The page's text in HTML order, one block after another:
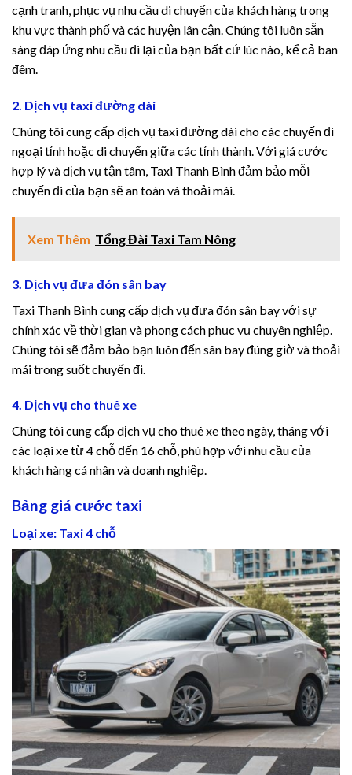
cạnh tranh, phục vụ nhu cầu di chuyển của khách hàng trong
khu vực thành phố và các huyện lân cận. Chúng tôi luôn sẵn
sàng đáp ứng nhu cầu đi lại của bạn bất cứ lúc nào, kể cả ban
đêm.
2. Dịch vụ taxi đường dài
Chúng tôi cung cấp dịch vụ taxi đường dài cho các chuyến đi
ngoại tỉnh hoặc di chuyển giữa các tỉnh thành. Với giá cước
hợp lý và dịch vụ tận tâm, Taxi Thanh Bình đảm bảo mỗi
chuyến đi của bạn sẽ an toàn và thoải mái.
Xem Thêm Tổng Đài Taxi Tam Nông
3. Dịch vụ đưa đón sân bay
Taxi Thanh Bình cung cấp dịch vụ đưa đón sân bay với sự
chính xác về thời gian và phong cách phục vụ chuyên nghiệp.
Chúng tôi sẽ đảm bảo bạn luôn đến sân bay đúng giờ và thoải
mái trong suốt chuyến đi.
4. Dịch vụ cho thuê xe
Chúng tôi cung cấp dịch vụ cho thuê xe theo ngày, tháng với
các loại xe từ 4 chỗ đến 16 chỗ, phù hợp với nhu cầu của
khách hàng cá nhân và doanh nghiệp.
Bảng giá cước taxi
Loại xe: Taxi 4 chỗ